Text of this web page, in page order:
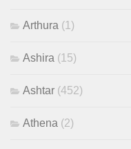
Arthura (1)
Ashira (15)
Ashtar (452)
Athena (2)